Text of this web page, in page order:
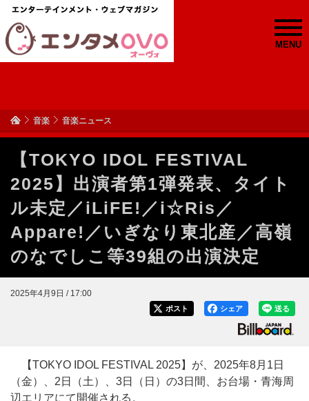
MENU
音楽 音楽ニュース
【TOKYO IDOL FESTIVAL
2025】出演者第1弾発表、タイト
ル未定／iLiFE!／i☆Ris／
Appare!／いぎなり東北産／高嶺
のなでしこ等39組の出演決定
2025年4月9日 / 17:00
送る
シェア
ポスト
【TOKYO IDOL FESTIVAL 2025】が、2025年8月1日
（金）、2日（土）、3日（日）の3日間、お台場・青海周
辺エリアにて開催される。